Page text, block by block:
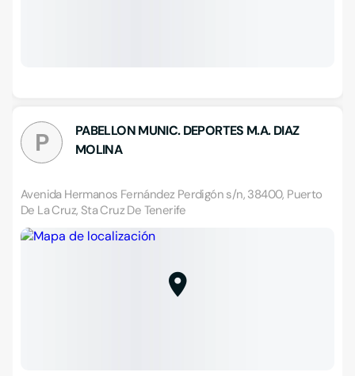
P
PABELLON MUNIC. DEPORTES M.A. DIAZ
MOLINA
Avenida Hermanos Fernández Perdigón s/n, 38400, Puerto
De La Cruz, Sta Cruz De Tenerife